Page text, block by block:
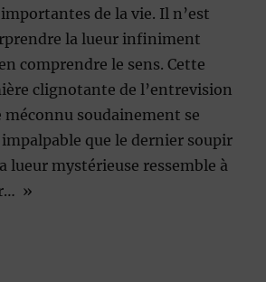
de la vie. Il n’est
la lueur infiniment
comprendre le sens. Cette
clignotante de l’entrevision
méconnu soudainement se
que le dernier soupir
lueur mystérieuse ressemble à
»